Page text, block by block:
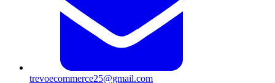
trevoecommerce25@gmail.com